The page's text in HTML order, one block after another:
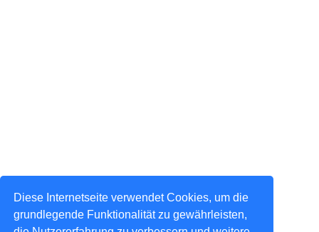
Diese Internetseite verwendet Cookies, um die
grundlegende Funktionalität zu gewährleisten,